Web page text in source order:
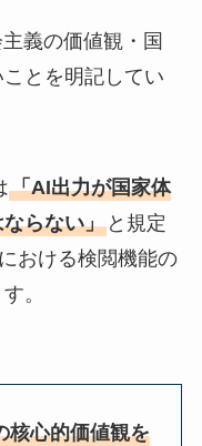
義の価値観・国
とを明記してい
「AI出力が国家体
らない」と規定
おける検閲機能の
。
核心的価値観を